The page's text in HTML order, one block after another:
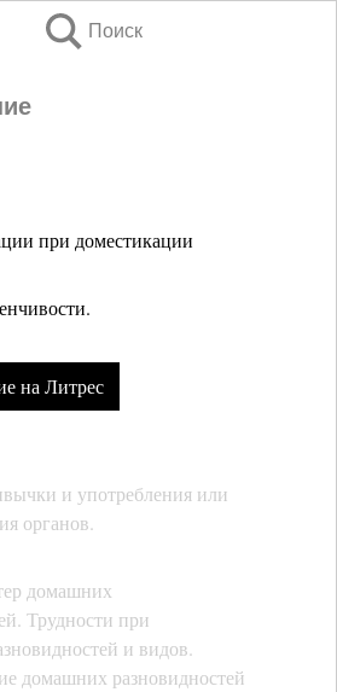
Поиск
при доместикации
на Литрес
и употребления или
органов.
домашних
Трудности при
и видов.
домашних разновидностей